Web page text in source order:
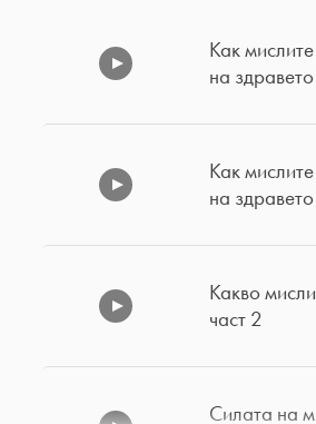
Как
на
Как
на
Какво
част 2
Силата на